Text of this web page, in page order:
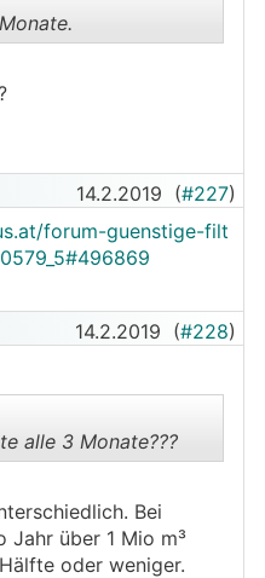
14.2.2019 (#227)
forum-guenstige-filt
14.2.2019 (#228)
alle 3 Monate???
Bei
Jahr über 1 Mio m³
oder weniger.